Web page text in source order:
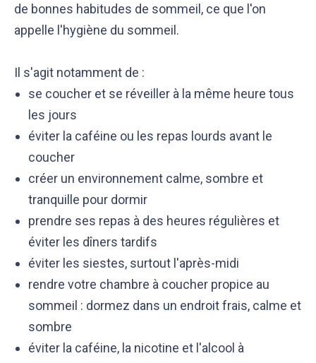
de bonnes habitudes de sommeil, ce que l'on
appelle l'hygiène du sommeil.
Il s'agit notamment de :
se coucher et se réveiller à la même heure tous
les jours
éviter la caféine ou les repas lourds avant le
coucher
créer un environnement calme, sombre et
tranquille pour dormir
prendre ses repas à des heures régulières et
éviter les dîners tardifs
éviter les siestes, surtout l'après-midi
rendre votre chambre à coucher propice au
sommeil : dormez dans un endroit frais, calme et
sombre
éviter la caféine, la nicotine et l'alcool à